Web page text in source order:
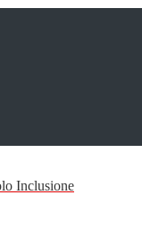
Inclusione